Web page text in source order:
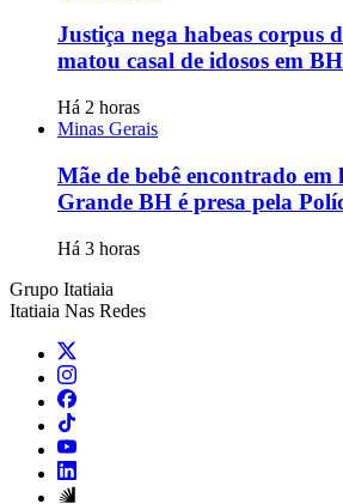
Justiça nega habeas corpus
matou casal de idosos em BH
Há 2 horas
Minas Gerais
Mãe de bebê encontrado em
Grande BH é presa pela
Há 3 horas
Grupo Itatiaia
Itatiaia Nas Redes